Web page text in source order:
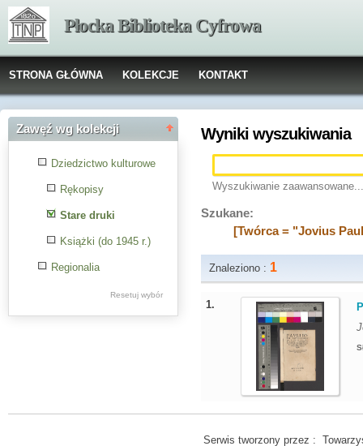
Płocka Biblioteka Cyfrowa
STRONA GŁÓWNA KOLEKCJE KONTAKT
Zawęź wg kolekcji
Dziedzictwo kulturowe
Rękopisy
Stare druki
Książki (do 1945 r.)
Regionalia
Resetuj wybór
Wyniki wyszukiwania
Wyszukiwanie zaawansowane...
Szukane:
[Twórca = "Jovius
Znaleziono : 1
1.
Serwis tworzony przez :